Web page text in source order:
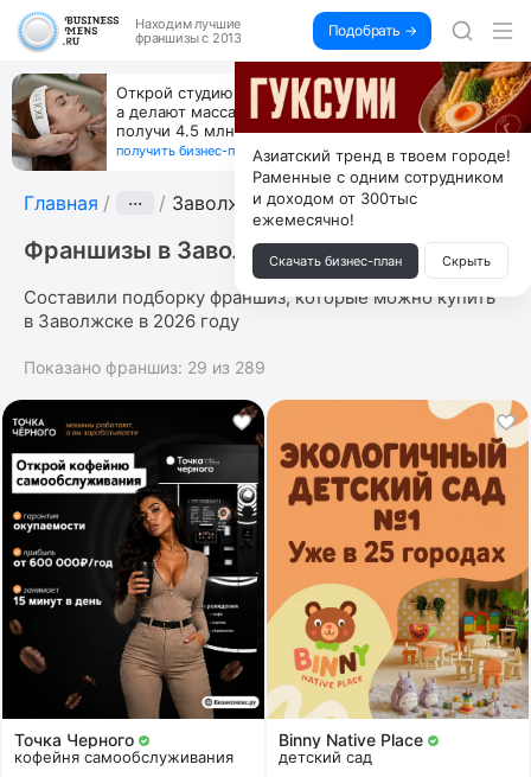
Находим лучшие
франшизы с 2013
Подобрать →
Открой студию, где не колют и не режут,
а делают массаж лица руками и в первый же год
получи 4.5 млн
получить бизнес-план ↓
Главная ··· Заволжск
Франшизы в Заволжске
Составили подборку франшиз, которые можно купить
в Заволжске в 2026 году
Показано франшиз: 29 из 289
Точка Черного
кофейня самообслуживания
Binny Native Place
детский сад
Азиатский тренд в твоем городе!
Раменные с одним сотрудником
и доходом от 300тыс
ежемесячно!
Скачать бизнес-план Скрыть